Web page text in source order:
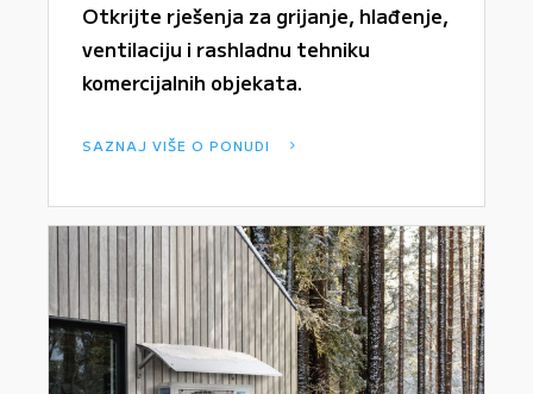
Otkrijte rješenja za grijanje, hlađenje,
ventilaciju i rashladnu tehniku
komercijalnih objekata.
SAZNAJ VIŠE O PONUDI